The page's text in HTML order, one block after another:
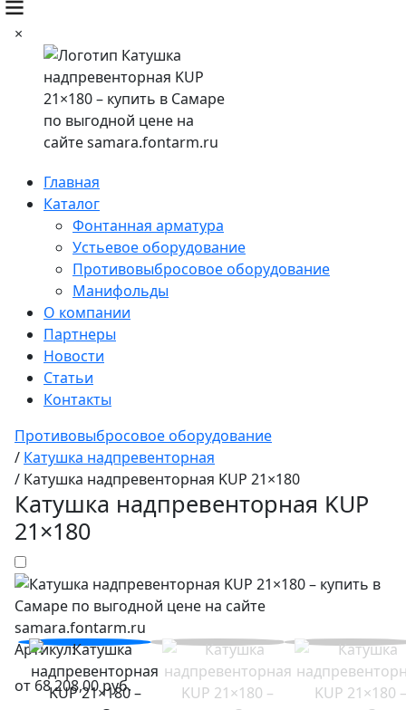
×
Главная
Каталог
Фонтанная арматура
Устьевое оборудование
Противовыбросовое оборудование
Манифольды
О компании
Партнеры
Новости
Статьи
Контакты
Противовыбросовое оборудование
/ Катушка надпревенторная
/ Катушка надпревенторная KUP 21×180
Катушка надпревенторная KUP
21×180
Артикул:
от 68 208,00руб.